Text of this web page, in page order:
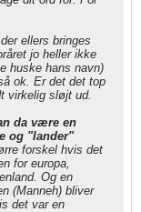
ellers bringes
jo heller ikke
huske hans navn)
ok. Er det det top
virkelig sløjt ud.
da være en
og "lander"
forskel hvis det
for europa,
Og en
(Manneh) bliver
det var en